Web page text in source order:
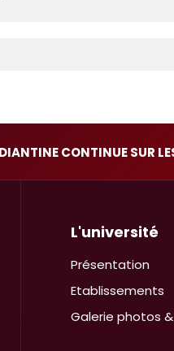
CONTINUE SUR
L'université
Présentation
Etablissements
Galerie photos